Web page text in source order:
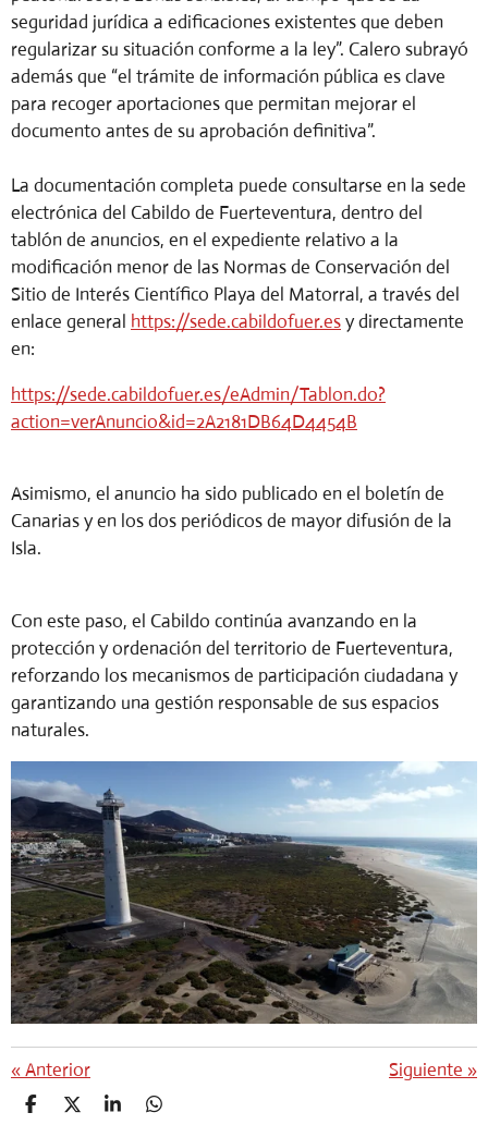
seguridad jurídica a edificaciones existentes que deben
regularizar su situación conforme a la ley”. Calero subrayó
además que “el trámite de información pública es clave
para recoger aportaciones que permitan mejorar el
documento antes de su aprobación definitiva”.
La documentación completa puede consultarse en la sede
electrónica del Cabildo de Fuerteventura, dentro del
tablón de anuncios, en el expediente relativo a la
modificación menor de las Normas de Conservación del
Sitio de Interés Científico Playa del Matorral, a través del
enlace general https://sede.cabildofuer.esy directamente
en:
https://sede.cabildofuer.es/eAdmin/Tablon.do?
action=verAnuncio&id=2A2181DB64D4454B
Asimismo, el anuncio ha sido publicado en el boletín de
Canarias y en los dos periódicos de mayor difusión de la
Isla.
Con este paso, el Cabildo continúa avanzando en la
protección y ordenación del territorio de Fuerteventura,
reforzando los mecanismos de participación ciudadana y
garantizando una gestión responsable de sus espacios
naturales.
«Anterior Siguiente »
C
C
C
C